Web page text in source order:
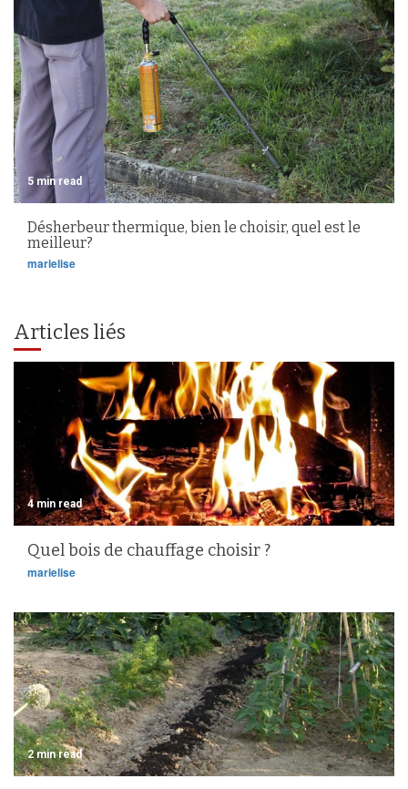
5 min read
Désherbeur thermique, bien le choisir, quel est le
meilleur?
marielise
Articles liés
4 min read
Quel bois de chauffage choisir ?
marielise
2 min read